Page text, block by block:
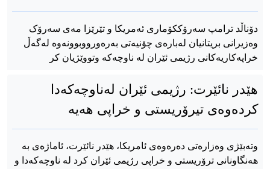
دۆناڵد ترامپ سەرۆککۆماری ئەمریکا و تێرێزا مەی سەرۆک
وەزیرانی بریتانیان لەبارەی چۆنیەتی بەرەورووبوونەوە لەگەڵ
خراپەکاریەکانی رژیمی ئێران لە ناوچەکە وتووێژیان کر
هێدر نائێرت: رژیمی ئێران لەناوچەکەدا
کردەوەی تیرۆریستی و خراپی هەیە
وتەبێژی وەزارەتی دەرەوەی ئامریکا، هێدر نائێرت، ئاماژەی بە
هەنگاونانی ترۆریستی و خراپی رژیمی ئێران کرد لە ناوچەکەدا و